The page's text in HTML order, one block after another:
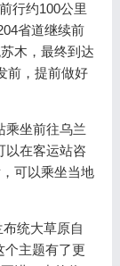
行约100公里
省道继续前
木，最终到达
前，提前做好
坐前往乌兰
以在客运站咨
可以乘坐当地
统大草原自
个主题有了更